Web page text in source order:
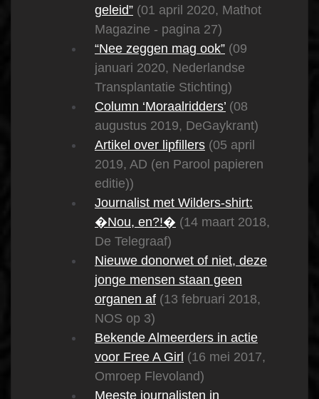
geleid” (01 april 2020, Mathot
Magazine - pagina 27)
“Nee zeggen mag ook” (09
januari 2020, Nederlandse
Transplantatie Stichting)
Column ‘Moraalridders’ (08
augustus 2019, DeGaykrant)
Artikel over lipfillers (05 april
2019, AD (en Parool papieren
editie))
Journalist met Wilders-shirt:
�Nou, en?!� (14 maart 2018,
De Telegraaf)
Nieuwe donorwet of niet, deze
jonge mensen staan geen
organen af (13 februari 2018,
NOS op 3)
Bekende Almeerders in actie
voor Free A Girl (16 mei 2017,
Omroep Flevoland)
Meeste journalisten in